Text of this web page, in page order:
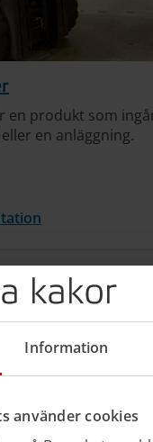
kakor
Information
använder cookies
en produkt som
en anläggning.